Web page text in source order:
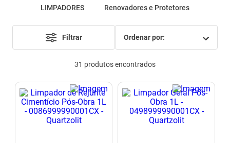
LIMPADORES Renovadores e Protetores
Filtrar ordenar por
31 produtos
porta
6º vaso sanitário
10º ar condicionado